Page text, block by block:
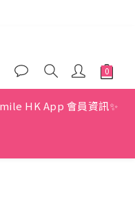
HK App 會員資訊✨